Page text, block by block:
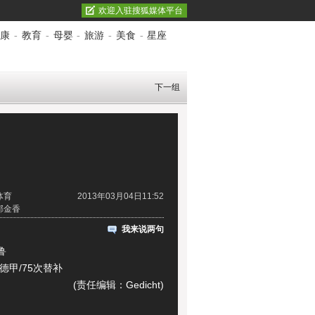
欢迎入驻搜狐媒体平台
- 教育 - 母婴 - 旅游 - 美食 - 星座
下一组
2013年03月04日11:52
育
金香
我来说两句
/75次替补
(责任编辑：Gedicht)